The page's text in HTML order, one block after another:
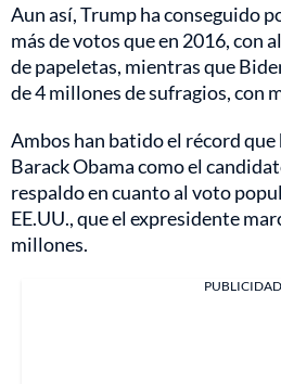
Aun así, Trump ha conseguido
más de votos que en 2016, con
de papeletas, mientras que
de 4 millones de sufragios, con
Ambos han batido el récord
Barack Obama como el
respaldo en cuanto al voto
EE.UU., que el expresidente
millones.
PUBLICIDAD